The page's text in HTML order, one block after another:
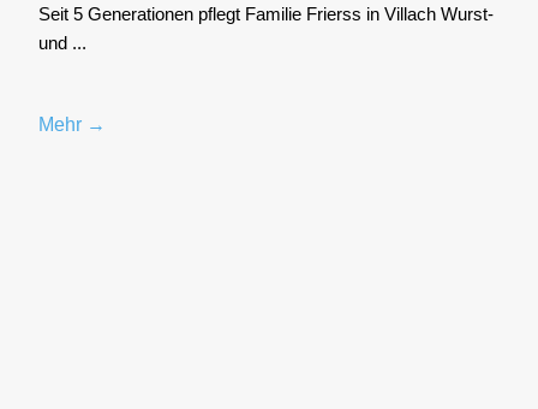
Seit 5 Gene­ra­tio­nen pflegt Fami­lie Frierss in Vil­lach Wurst-
und ...
Mehr →